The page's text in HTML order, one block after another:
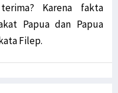
Karena fakta
Papua dan Papua
Filep.